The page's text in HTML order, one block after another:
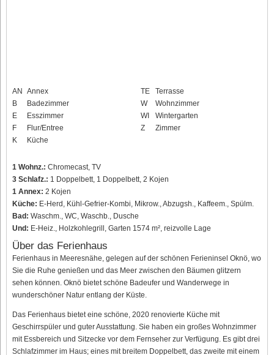
AN Annex
B
Badezimmer
E
Esszimmer
F
Flur/Entree
K
Küche
TE
Terrasse
W
Wohnzimmer
WI
Wintergarten
Z
Zimmer
1 Wohnz.: Chromecast, TV
3 Schlafz.: 1 Doppelbett, 1 Doppelbett, 2 Kojen
1 Annex: 2 Kojen
Küche: E-Herd, Kühl-Gefrier-Kombi, Mikrow., Abzugsh., Kaffeem., Spülm.
Bad: Waschm., WC, Waschb., Dusche
Und: E-Heiz., Holzkohlegrill, Garten 1574 m², reizvolle Lage
Über das Ferienhaus
Ferienhaus in Meeresnähe, gelegen auf der schönen Ferieninsel Oknö, wo
Sie die Ruhe genießen und das Meer zwischen den Bäumen glitzern
sehen können. Oknö bietet schöne Badeufer und Wanderwege in
wunderschöner Natur entlang der Küste.
Das Ferienhaus bietet eine schöne, 2020 renovierte Küche mit
Geschirrspüler und guter Ausstattung. Sie haben ein großes Wohnzimmer
mit Essbereich und Sitzecke vor dem Fernseher zur Verfügung. Es gibt drei
Schlafzimmer im Haus; eines mit breitem Doppelbett, das zweite mit einem